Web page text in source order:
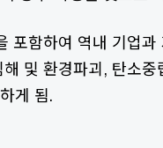
포함하여 역내 기업과
및 환경파괴, 탄소중
게 됨.